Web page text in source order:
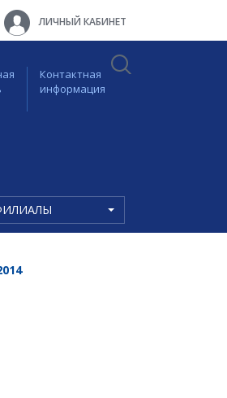
ЛИЧНЫЙ КАБИНЕТ
Контактная
информация